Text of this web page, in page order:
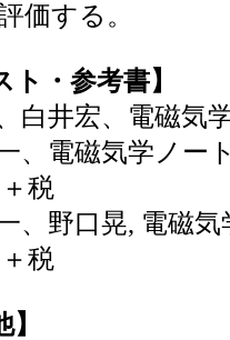
価する。
ト・参考書】
白井宏、電磁気
、電磁気学ノー
税
、野口晃, 電磁
税
】